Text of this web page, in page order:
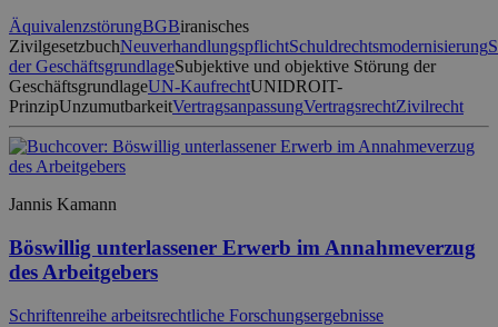
ÄquivalenzstörungBGBiranisches
ZivilgesetzbuchNeuverhandlungspflichtSchuldrechtsmodernisierung
der GeschäftsgrundlageSubjektive und objektive Störung der
GeschäftsgrundlageUN-KaufrechtUNIDROIT-
PrinzipUnzumutbarkeitVertragsanpassungVertragsrechtZivilrecht
Jannis Kamann
Böswillig unterlassener Erwerb im Annahmeverzug
des Arbeitgebers
Schriftenreihe arbeitsrechtliche Forschungsergebnisse